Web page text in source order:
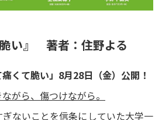
脆い』 著者：住野よる
くて脆い」8月28日（金）公開！
がら、傷つけながら。
ないことを信条にしていた大学一